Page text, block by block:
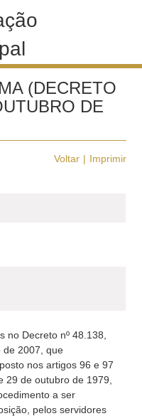
(DECRETO
DE
Voltar Imprimir
no Decreto nº 48.138,
de 2007, que
nos artigos 96 e 97
29 de outubro de 1979,
a ser
pelos servidores